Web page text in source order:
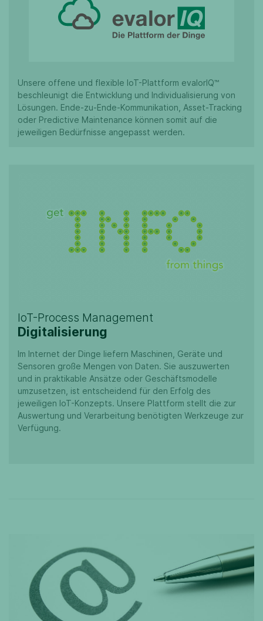
Unsere offene und flexible IoT-Plattform evalorIQ™
beschleunigt die Entwicklung und Individualisierung von
Lösungen. Ende-zu-Ende-Kommunikation, Asset-Tracking
oder Predictive Maintenance können somit auf die
jeweiligen Bedürfnisse angepasst werden.
IoT-Process Management
Digitalisierung
Im Internet der Dinge liefern Maschinen, Geräte und
Sensoren große Mengen von Daten. Sie auszuwerten
und in praktikable Ansätze oder Geschäftsmodelle
umzusetzen, ist entscheidend für den Erfolg des
jeweiligen IoT-Konzepts. Unsere Plattform stellt die zur
Auswertung und Verarbeitung benötigten Werkzeuge zur
Verfügung.